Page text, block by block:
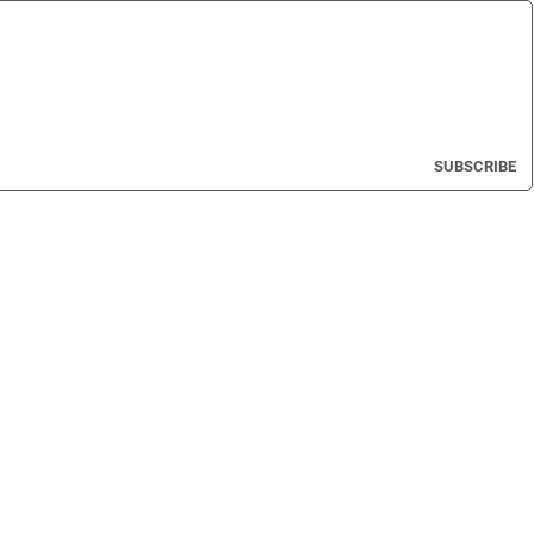
SUBSCRIBE